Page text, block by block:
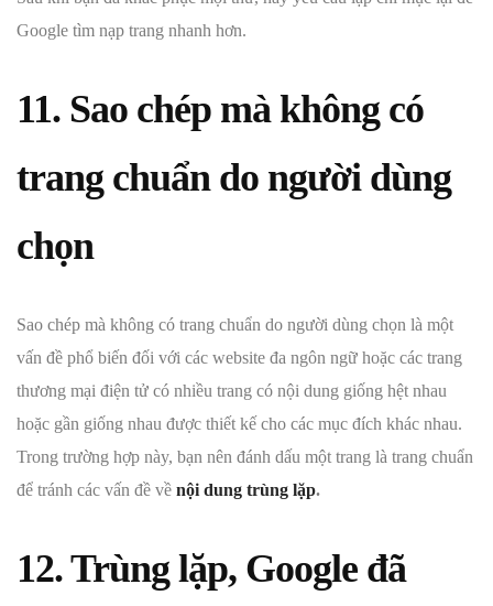
Google tìm nạp trang nhanh hơn.
11. Sao chép mà không có
trang chuẩn do người dùng
chọn
Sao chép mà không có trang chuẩn do người dùng chọn là một
vấn đề phổ biến đối với các website đa ngôn ngữ hoặc các trang
thương mại điện tử có nhiều trang có nội dung giống hệt nhau
hoặc gần giống nhau được thiết kế cho các mục đích khác nhau.
Trong trường hợp này, bạn nên đánh dấu một trang là trang chuẩn
để tránh các vấn đề về nội dung trùng lặp.
12. Trùng lặp, Google đã